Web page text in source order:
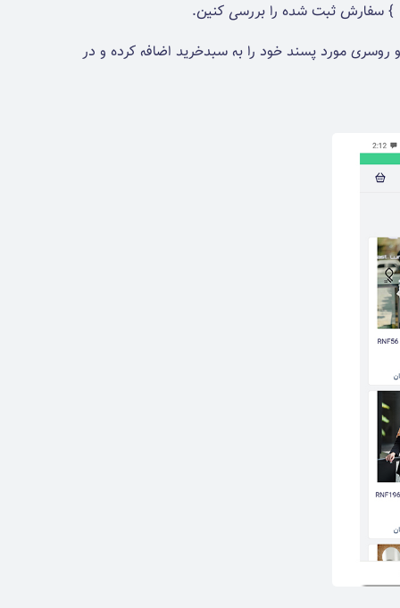
} سفارش ثبت شده را بررسی کنین.
مورد پسند خود را به سبدخرید اضافه کرده و در